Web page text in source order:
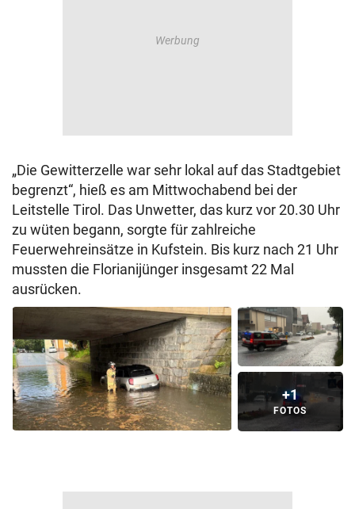
„Die Gewitterzelle war sehr lokal auf das Stadtgebiet
begrenzt“, hieß es am Mittwochabend bei der
Leitstelle Tirol. Das Unwetter, das kurz vor 20.30 Uhr
zu wüten begann, sorgte für zahlreiche
Feuerwehreinsätze in Kufstein. Bis kurz nach 21 Uhr
mussten die Florianijünger insgesamt 22 Mal
ausrücken.
+1
FOTOS